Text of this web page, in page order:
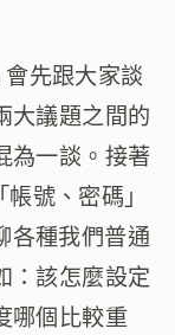
先跟大家談
大議題之間的
為一談。接著
號、密碼」
各種我們普通
：該怎麼設定
哪個比較重